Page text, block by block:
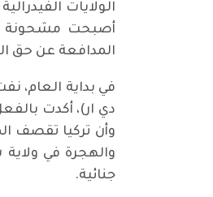
الولايات
أصبحت مشحونة
المدافعة عن حق
في بداية العام،
دي ار)، أكدت
وأن تركيا تقصف
والهجرة في
جنائية.